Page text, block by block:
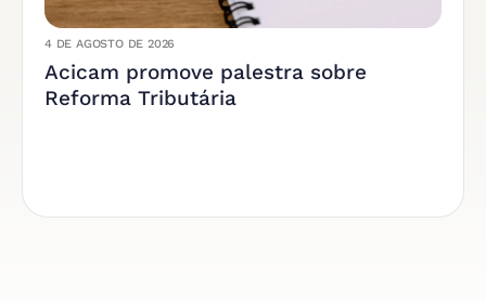
4 DE AGOSTO DE 2026
Acicam promove palestra sobre
Reforma Tributária